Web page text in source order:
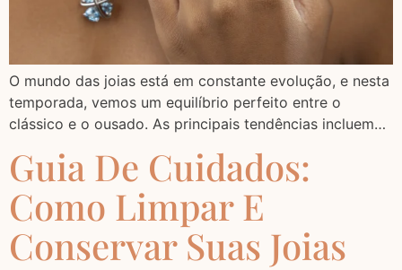
O mundo das joias está em constante evolução, e nesta
temporada, vemos um equilíbrio perfeito entre o
clássico e o ousado. As principais tendências incluem…
Guia De Cuidados:
Como Limpar E
Conservar Suas Joias